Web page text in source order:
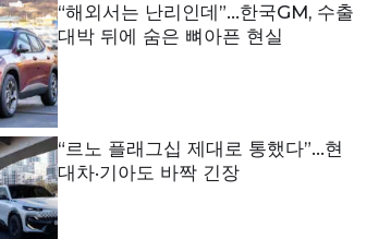
“해외서는 난리인데”…한국GM, 수출
대박 뒤에 숨은 뼈아픈 현실
“르노 플래그십 제대로 통했다”…현
대차·기아도 바짝 긴장